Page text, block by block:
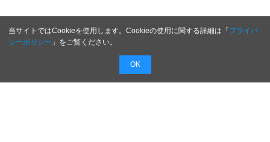
当サイトではCookieを使用します。Cookieの使用に関する詳細は「プライバ
シーポリシー 」をご覧ください。
OK